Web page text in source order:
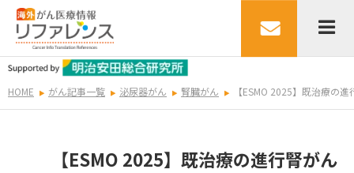
HOME がん記事一覧 泌尿器がん 腎臓がん 【ESMO 2025】既治療の
【ESMO 2025】既治療の進行腎がん